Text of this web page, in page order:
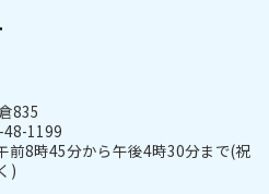
835
1199
前8時45分から午後4時30分まで(祝
)